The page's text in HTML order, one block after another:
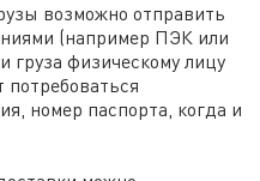
возможно отправить
(например ПЭК или
груза физическому лицу
потребоваться
номер паспорта, когда и